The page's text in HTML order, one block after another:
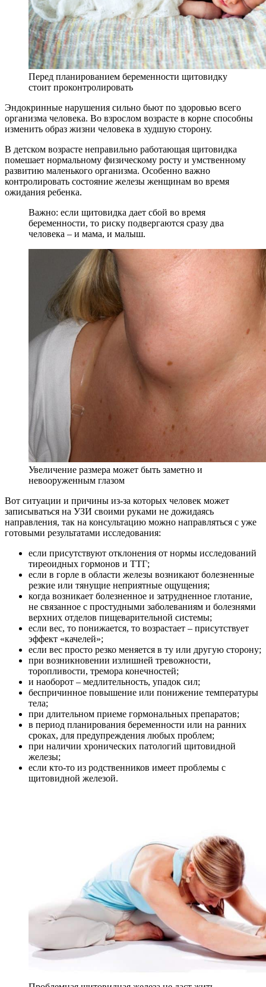
Перед планированием беременности щитовидку
стоит проконтролировать
Эндокринные нарушения сильно бьют по здоровью всего
организма человека. Во взрослом возрасте в корне способны
изменить образ жизни человека в худшую сторону.
В детском возрасте неправильно работающая щитовидка
помешает нормальному физическому росту и умственному
развитию маленького организма. Особенно важно
контролировать состояние железы женщинам во время
ожидания ребенка.
Важно: если щитовидка дает сбой во время
беременности, то риску подвергаются сразу два
человека – и мама, и малыш.
Увеличение размера может быть заметно и
невооруженным глазом
Вот ситуации и причины из-за которых человек может
записываться на УЗИ своими руками не дожидаясь
направления, так на консультацию можно направляться с уже
готовыми результатами исследования:
если присутствуют отклонения от нормы исследований
тиреоидных гормонов и ТТГ;
если в горле в области железы возникают болезненные
резкие или тянущие неприятные ощущения;
когда возникает болезненное и затрудненное глотание,
не связанное с простудными заболеваниям и болезнями
верхних отделов пищеварительной системы;
если вес, то понижается, то возрастает – присутствует
эффект «качелей»;
если вес просто резко меняется в ту или другую сторону;
при возникновении излишней тревожности,
торопливости, тремора конечностей;
и наоборот – медлительность, упадок сил;
беспричинное повышение или понижение температуры
тела;
при длительном приеме гормональных препаратов;
в период планирования беременности или на ранних
сроках, для предупреждения любых проблем;
при наличии хронических патологий щитовидной
железы;
если кто-то из родственников имеет проблемы с
щитовидной железой.